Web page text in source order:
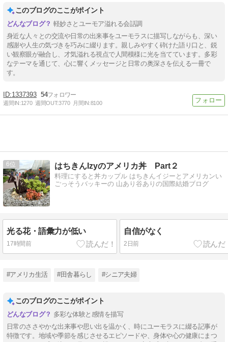
このブログのここがポイント
軽妙さとユーモア溢れる会話調
身近な人々との交流や日常の出来事をユーモラスに描写しながらも、深い
感謝や人生の気づきを巧みに綴ります。親しみやすく砕けた語り口と、鋭
い観察眼が融合し、才気溢れる視点で人間模様に光を当てています。多彩
なテーマを通じて、心に響くメッセージと日常の奥深さを伝える一冊で
す。
1337393 54
週間IN:1270 週間OUT:3770 月間IN:8100
6 はちきんIzyのアメリカ丼 Part２
料理にすると丼カップル はちきんイジーとアメリカンい
ごっそうバッキーの 山あり谷ありの国際結婚ブログ
光る花・語彙力が低い
17時間前
自信がなく
2日前
#アメリカ生活 #田舎暮らし #シニア夫婦
このブログのここがポイント
多彩な体験と感情を描写
日常のささやかな出来事や思い出を温かく、時にユーモラスに綴る記事が
特徴です。地域や季節を感じさせるエピソードや、身体や心の健康にまつ